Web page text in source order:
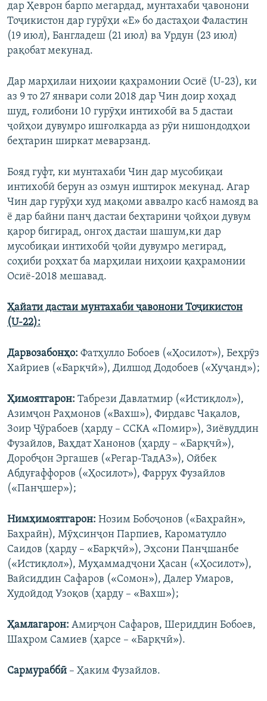
дар Ҳеврон барпо мегардад, мунтахаби ҷавонони
Тоҷикистон дар гурӯҳи «Е» бо дастаҳои Фаластин
(19 июл), Бангладеш (21 июл) ва Урдун (23 июл)
рақобат мекунад.
Дар марҳилаи ниҳоии қаҳрамонии Осиё (U-23), ки
аз 9 то 27 январи соли 2018 дар Чин доир хоҳад
шуд, ғолибони 10 гурӯҳи интихобӣ ва 5 дастаи
ҷойҳои дувумро ишғолкарда аз рӯи нишондодҳои
беҳтарин ширкат меварзанд.
Бояд гуфт, ки мунтахаби Чин дар мусобиқаи
интихобӣ берун аз озмун иштирок мекунад. Агар
Чин дар гурӯҳи худ мақоми аввалро касб намояд ва
ё дар байни панҷ дастаи беҳтарини ҷойҳои дувум
қарор бигирад, онгоҳ дастаи шашум,ки дар
мусобиқаи интихобӣ ҷойи дувумро мегирад,
соҳиби роҳхат ба марҳилаи ниҳоии қаҳрамонии
Осиё-2018 мешавад.
Ҳайати дастаи мунтахаби ҷавонони Тоҷикистон
(U-22):
Дарвозабонҳо: Фатҳулло Бобоев («Ҳосилот»), Беҳрӯз
Хайриев («Барқчӣ»), Дилшод Додобоев («Хуҷанд»);
Ҳимоятгарон: Табрези Давлатмир («Истиқлол»),
Азимҷон Раҳмонов («Вахш»), Фирдавс Чақалов,
Зоир Ҷӯрабоев (ҳарду – ССКА «Помир»), Зиёвуддин
Фузайлов, Ваҳдат Ханонов (ҳарду – «Барқчӣ»),
Доробҷон Эргашев («Регар-ТадАЗ»), Ойбек
Абдуғаффоров («Ҳосилот»), Фаррух Фузайлов
(«Панҷшер»);
Нимҳимоятгарон: Нозим Бобоҷонов («Баҳрайн»,
Баҳрайн), Мӯҳсинҷон Парпиев, Кароматулло
Саидов (ҳарду – «Барқчӣ»), Эҳсони Панҷшанбе
(«Истиқлол»), Муҳаммадҷони Ҳасан («Ҳосилот»),
Вайсиддин Сафаров («Сомон»), Далер Умаров,
Худойдод Узоқов (ҳарду – «Вахш»);
Ҳамлагарон: Амирҷон Сафаров, Шериддин Бобоев,
Шаҳром Самиев (ҳарсе – «Барқчӣ»).
Сармураббӣ – Ҳаким Фузайлов.